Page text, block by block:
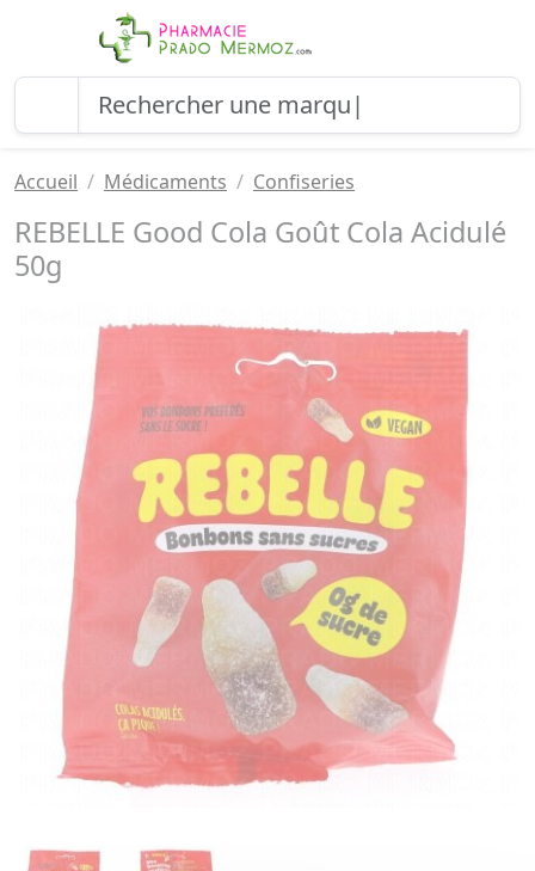
Accueil Médicaments Confiseries
REBELLE Good Cola Goût Cola Acidulé
50g